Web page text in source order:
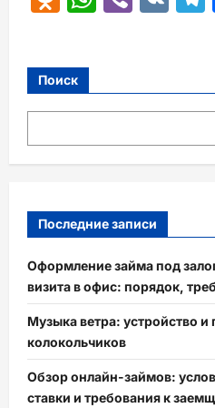
Поиск
Последние записи
Оформление займа под
визита в офис: порядок,
Музыка ветра: устройство
колокольчиков
Обзор онлайн-займов:
ставки и требования к